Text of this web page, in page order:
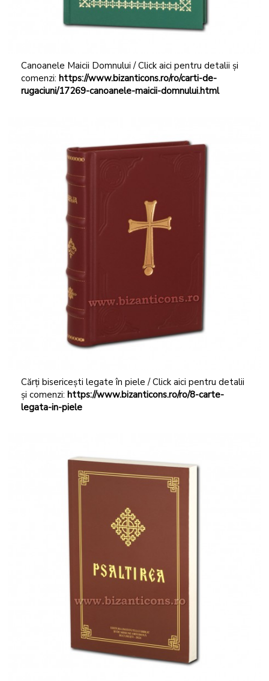
Canoanele Maicii Domnului / Click aici pentru detalii și
comenzi: https://www.bizanticons.ro/ro/carti-de-
rugaciuni/17269-canoanele-maicii-domnului.html
Cărți bisericești legate în piele / Click aici pentru detalii
și comenzi: https://www.bizanticons.ro/ro/8-carte-
legata-in-piele